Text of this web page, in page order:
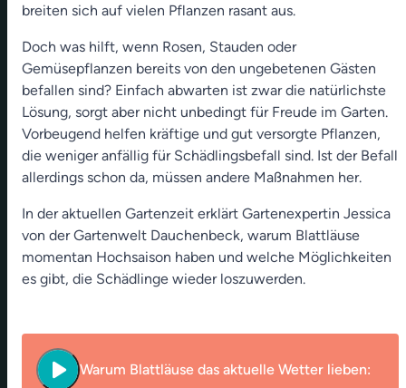
breiten sich auf vielen Pflanzen rasant aus.
Doch was hilft, wenn Rosen, Stauden oder
Gemüsepflanzen bereits von den ungebetenen Gästen
befallen sind? Einfach abwarten ist zwar die natürlichste
Lösung, sorgt aber nicht unbedingt für Freude im Garten.
Vorbeugend helfen kräftige und gut versorgte Pflanzen,
die weniger anfällig für Schädlingsbefall sind. Ist der Befall
allerdings schon da, müssen andere Maßnahmen her.
In der aktuellen Gartenzeit erklärt Gartenexpertin Jessica
von der Gartenwelt Dauchenbeck, warum Blattläuse
momentan Hochsaison haben und welche Möglichkeiten
es gibt, die Schädlinge wieder loszuwerden.
play_arrow Warum Blattläuse das aktuelle Wetter lieben: